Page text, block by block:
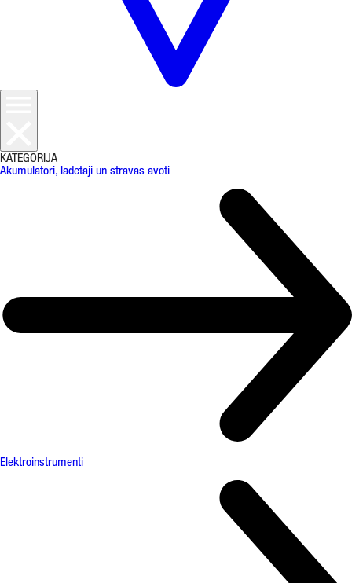
KATEGORIJA
Akumulatori, lādētāji un strāvas avoti
Elektroinstrumenti